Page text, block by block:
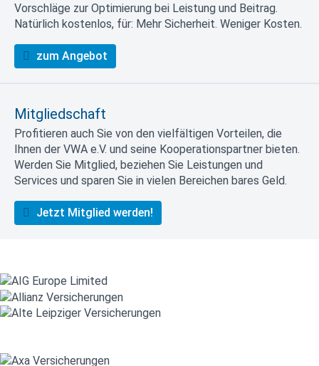
Vorschläge zur Optimierung bei Leistung und Beitrag.
Natürlich kostenlos, für: Mehr Sicherheit. Weniger Kosten.
zum Angebot
Mitgliedschaft
Profitieren auch Sie von den vielfältigen Vorteilen, die
Ihnen der VWA e.V. und seine Kooperationspartner bieten.
Werden Sie Mitglied, beziehen Sie Leistungen und
Services und sparen Sie in vielen Bereichen bares Geld.
Jetzt Mitglied werden!